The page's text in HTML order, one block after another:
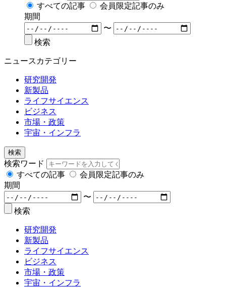
すべての記事
会員限定記事のみ
期間
〜
検索
ニュースカテゴリー
研究開発
新製品
ライフサイエンス
ビジネス
市場・政策
宇宙・インフラ
検索
検索ワード
すべての記事
会員限定記事のみ
期間
〜
検索
研究開発
新製品
ライフサイエンス
ビジネス
市場・政策
宇宙・インフラ